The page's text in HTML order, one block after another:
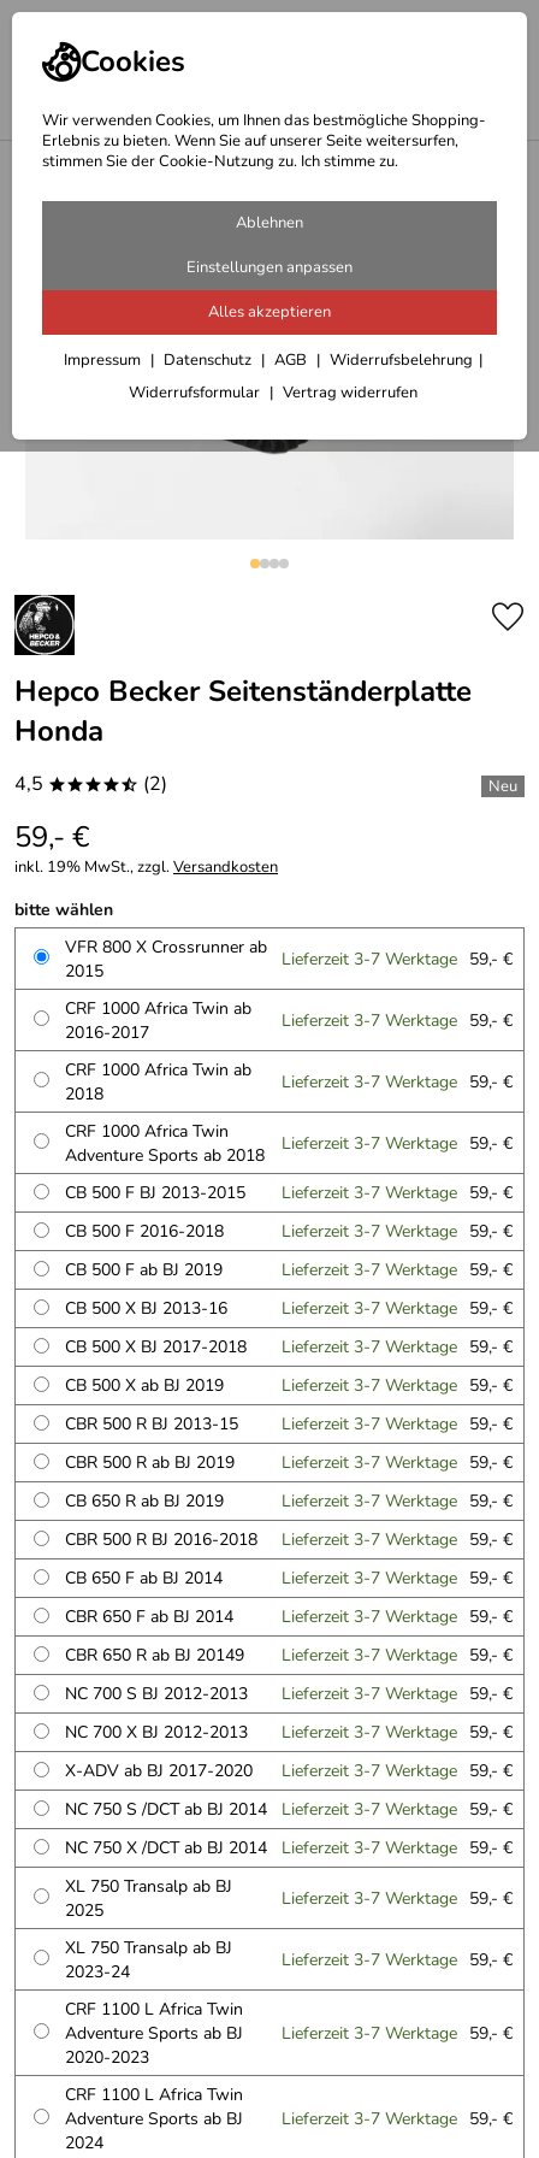
Cookies
Wir verwenden Cookies, um Ihnen das bestmögliche Shopping-
Erlebnis zu bieten. Wenn Sie auf unserer Seite weitersurfen,
stimmen Sie der Cookie-Nutzung zu. Ich stimme zu.
Ablehnen
Einstellungen anpassen
Alles akzeptieren
Impressum Datenschutz AGB
Widerrufsbelehrung
Widerrufsformular
Vertrag widerrufen
Hepco Becker Seitenständerplatten/Vergrößerungen
Hepco Becker Seitenständerplatte
Honda
4,5 ****/ (2)
59,- €
inkl. 19% MwSt., zzgl.Versandkosten
bitte wählen
VFR 800 X Crossrunner ab
2015
Lieferzeit 3-7 Werktage 59,- €
CRF 1000 Africa Twin ab
2016-2017
Lieferzeit 3-7 Werktage 59,- €
CRF 1000 Africa Twin ab
2018
Lieferzeit 3-7 Werktage 59,- €
CRF 1000 Africa Twin
Adventure Sports ab 2018
Lieferzeit 3-7 Werktage 59,- €
CB 500 F BJ 2013-2015 Lieferzeit 3-7 Werktage 59,- €
CB 500 F 2016-2018
Lieferzeit 3-7 Werktage 59,- €
CB 500 F ab BJ 2019
Lieferzeit 3-7 Werktage 59,- €
CB 500 X BJ 2013-16
Lieferzeit 3-7 Werktage 59,- €
CB 500 X BJ 2017-2018
Lieferzeit 3-7 Werktage 59,- €
CB 500 X ab BJ 2019
Lieferzeit 3-7 Werktage 59,- €
CBR 500 R BJ 2013-15
Lieferzeit 3-7 Werktage 59,- €
CBR 500 R ab BJ 2019
Lieferzeit 3-7 Werktage 59,- €
CB 650 R ab BJ 2019
Lieferzeit 3-7 Werktage 59,- €
CBR 500 R BJ 2016-2018
Lieferzeit 3-7 Werktage 59,- €
CB 650 F ab BJ 2014
Lieferzeit 3-7 Werktage 59,- €
CBR 650 F ab BJ 2014
Lieferzeit 3-7 Werktage 59,- €
CBR 650 R ab BJ 20149
Lieferzeit 3-7 Werktage 59,- €
NC 700 S BJ 2012-2013
Lieferzeit 3-7 Werktage 59,- €
NC 700 X BJ 2012-2013
Lieferzeit 3-7 Werktage 59,- €
X-ADV ab BJ 2017-2020
Lieferzeit 3-7 Werktage 59,- €
NC 750 S /DCT ab BJ 2014
Lieferzeit 3-7 Werktage 59,- €
NC 750 X /DCT ab BJ 2014
Lieferzeit 3-7 Werktage 59,- €
XL 750 Transalp ab BJ
2025
Lieferzeit 3-7 Werktage 59,- €
XL 750 Transalp ab BJ
2023-24
Lieferzeit 3-7 Werktage 59,- €
CRF 1100 L Africa Twin
Adventure Sports ab BJ
2020-2023
Lieferzeit 3-7 Werktage 59,- €
CRF 1100 L Africa Twin
Adventure Sports ab BJ
2024
Lieferzeit 3-7 Werktage 59,- €